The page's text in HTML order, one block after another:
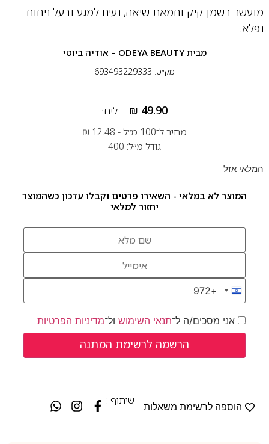
מועשר בשמן קיק וחמאת שיאה, נעים למגע ובעל ניחוח
נפלא.
מבית ODEYA BEAUTY – אודיה ביוטי
מק״ט: 693493229333
₪ 49.90
ליח׳
מחיר ל־100 מ״ל -
₪ 12.48
גודל מ״ל: 400
המלאי אזל
המוצר לא במלאי - השאירו פרטים וקבלו עדכון כשהמוצר
יחזור למלאי
Israel +972
+972
אני מסכים/ה ל־תנאי השימושול־מדיניות הפרטיות
הוספה לרשימת משאלות
שיתוף :